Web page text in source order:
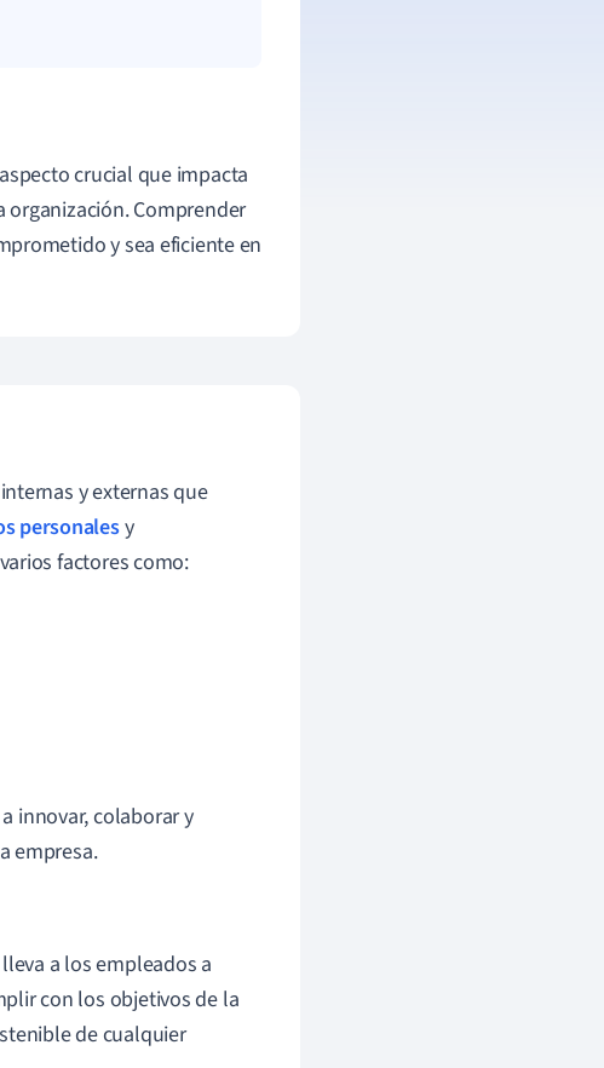
crucial que impacta
Comprender
y sea eficiente en
y externas que
personalesy
factores como:
innovar, colaborar y
empresa.
a los empleados a
con los objetivos de la
de cualquier